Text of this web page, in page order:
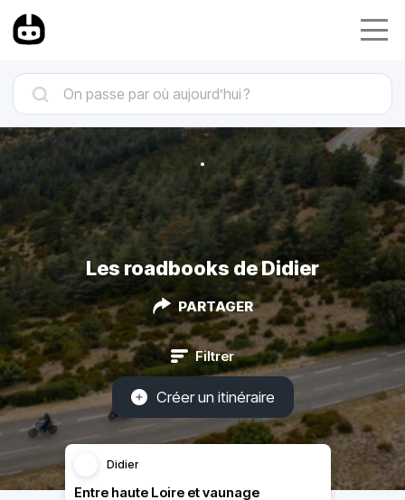
Les roadbooks de Didier
PARTAGER
Filtrer
Créer un itinéraire
Didier
Entre haute Loire et vaunage